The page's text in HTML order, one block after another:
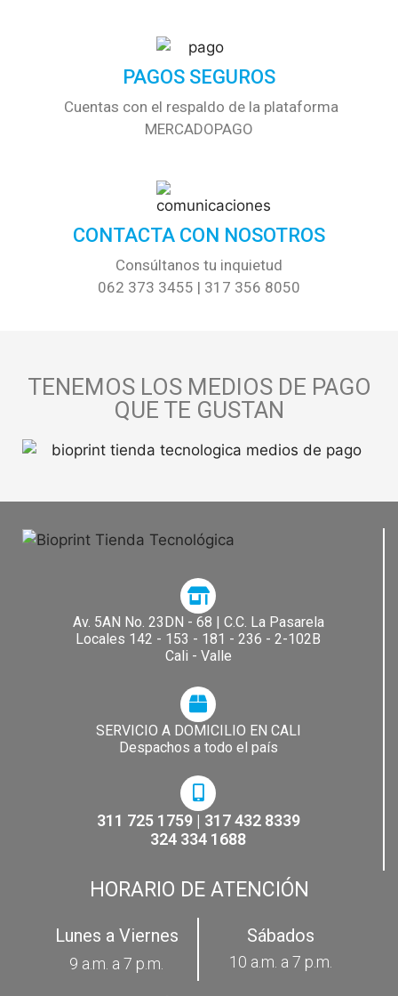
PAGOS SEGUROS
Cuentas con el respaldo de la plataforma
MERCADOPAGO
CONTACTA CON NOSOTROS
Consúltanos tu inquietud
062 373 3455 | 317 356 8050
TENEMOS LOS MEDIOS DE PAGO
QUE TE GUSTAN
Av. 5AN No. 23DN - 68 | C.C. La Pasarela​
Locales 142 - 153 - 181 - 236 - 2-102B
Cali - Valle
SERVICIO A DOMICILIO EN CALI
Despachos a todo el país
311 725 1759 | 317 432 8339
324 334 1688
HORARIO DE ATENCIÓN
Lunes a Viernes
9 a.m. a 7 p.m.
Sábados
10 a.m. a 7 p.m.